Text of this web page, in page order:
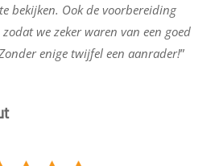
bekijken. Ook de voorbereiding
we zeker waren van een goed
enige twijfel een aanrader!”